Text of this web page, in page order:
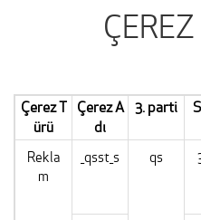
Çerez T
ürü
Çerez A
dı
3. parti
Rekla
m
_qsst_s qs